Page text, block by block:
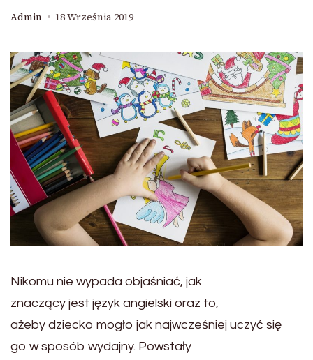
Admin 18 Września 2019
Nikomu nie wypada objaśniać, jak
znaczący jest język angielski oraz to,
ażeby dziecko mogło jak najwcześniej uczyć się
go w sposób wydajny. Powstały